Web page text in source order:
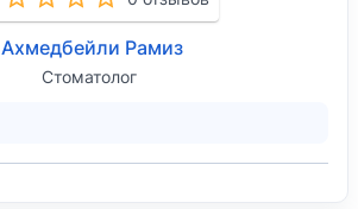
Ахмедбейли Рамиз
Стоматолог